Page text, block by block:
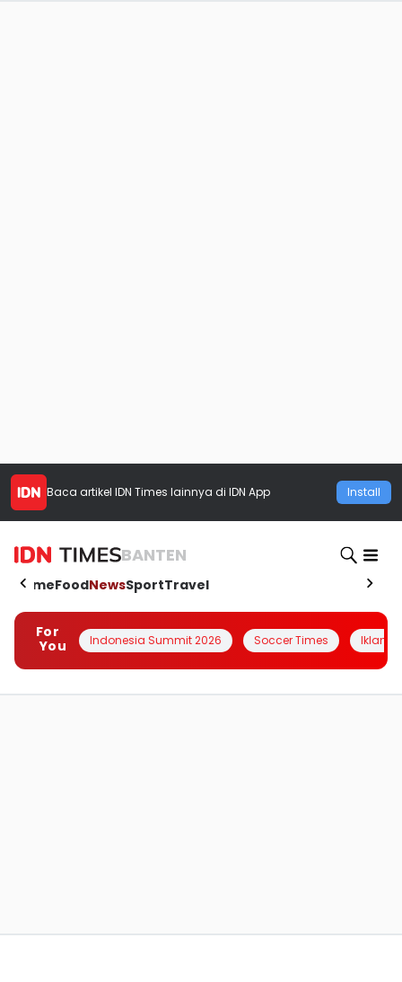
Baca artikel IDN Times lainnya di IDN App Install
BANTEN
HomeFoodNewsSportTravel
For
You
Indonesia Summit 2026 Soccer Times Iklanin